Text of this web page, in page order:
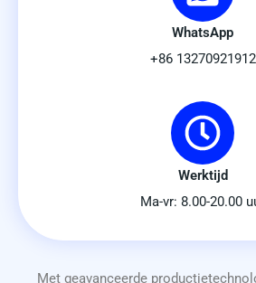
WhatsApp
+86 13270921912
Werktijd
Ma-vr: 8.00-20.00
Met geavanceerde